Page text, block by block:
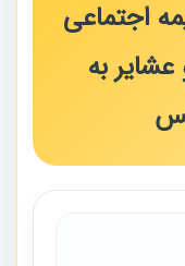
اجتماعی
عشایر به